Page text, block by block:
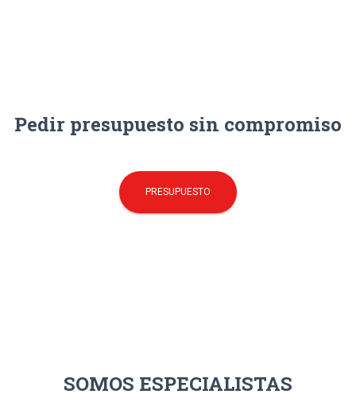
Pedir presupuesto sin compromiso
PRESUPUESTO
SOMOS ESPECIALISTAS